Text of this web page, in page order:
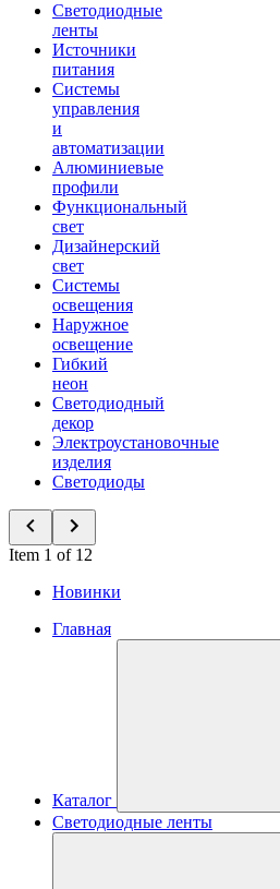
Светодиодные
ленты
Источники
питания
Системы
управления
и
автоматизации
Алюминиевые
профили
Функциональный
свет
Дизайнерский
свет
Системы
освещения
Наружное
освещение
Гибкий
неон
Светодиодный
декор
Электроустановочные
изделия
Светодиоды
Item 1 of 12
Новинки
Главная
Каталог
Светодиодные ленты